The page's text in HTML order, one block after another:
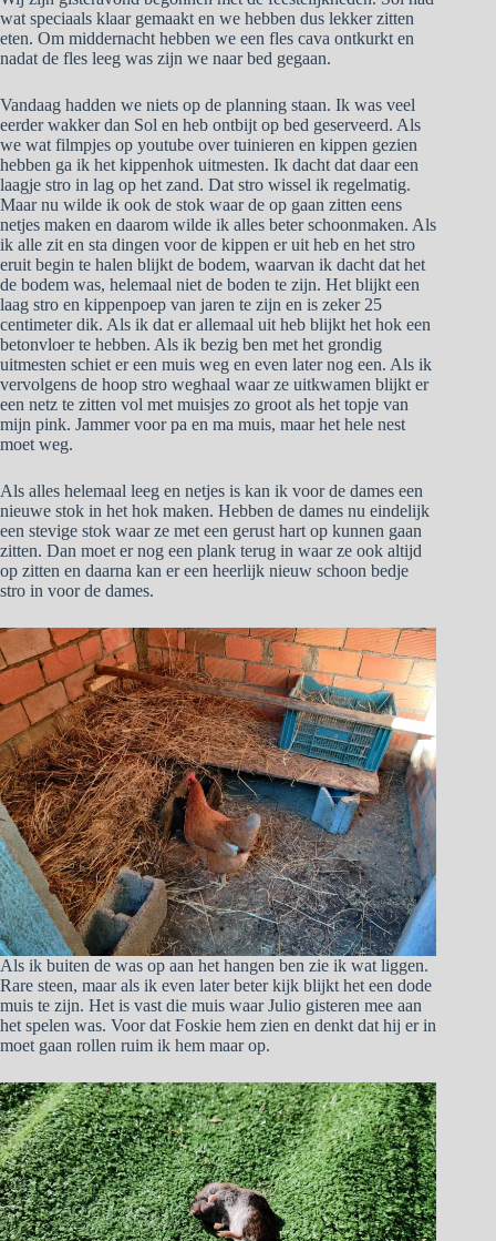
wat speciaals klaar gemaakt en we hebben dus lekker zitten
eten. Om middernacht hebben we een fles cava ontkurkt en
nadat de fles leeg was zijn we naar bed gegaan.
Vandaag hadden we niets op de planning staan. Ik was veel
eerder wakker dan Sol en heb ontbijt op bed geserveerd. Als
we wat filmpjes op youtube over tuinieren en kippen gezien
hebben ga ik het kippenhok uitmesten. Ik dacht dat daar een
laagje stro in lag op het zand. Dat stro wissel ik regelmatig.
Maar nu wilde ik ook de stok waar de op gaan zitten eens
netjes maken en daarom wilde ik alles beter schoonmaken. Als
ik alle zit en sta dingen voor de kippen er uit heb en het stro
eruit begin te halen blijkt de bodem, waarvan ik dacht dat het
de bodem was, helemaal niet de boden te zijn. Het blijkt een
laag stro en kippenpoep van jaren te zijn en is zeker 25
centimeter dik. Als ik dat er allemaal uit heb blijkt het hok een
betonvloer te hebben. Als ik bezig ben met het grondig
uitmesten schiet er een muis weg en even later nog een. Als ik
vervolgens de hoop stro weghaal waar ze uitkwamen blijkt er
een netz te zitten vol met muisjes zo groot als het topje van
mijn pink. Jammer voor pa en ma muis, maar het hele nest
moet weg.
Als alles helemaal leeg en netjes is kan ik voor de dames een
nieuwe stok in het hok maken. Hebben de dames nu eindelijk
een stevige stok waar ze met een gerust hart op kunnen gaan
zitten. Dan moet er nog een plank terug in waar ze ook altijd
op zitten en daarna kan er een heerlijk nieuw schoon bedje
stro in voor de dames.
Als ik buiten de was op aan het hangen ben zie ik wat liggen.
Rare steen, maar als ik even later beter kijk blijkt het een dode
muis te zijn. Het is vast die muis waar Julio gisteren mee aan
het spelen was. Voor dat Foskie hem zien en denkt dat hij er in
moet gaan rollen ruim ik hem maar op.